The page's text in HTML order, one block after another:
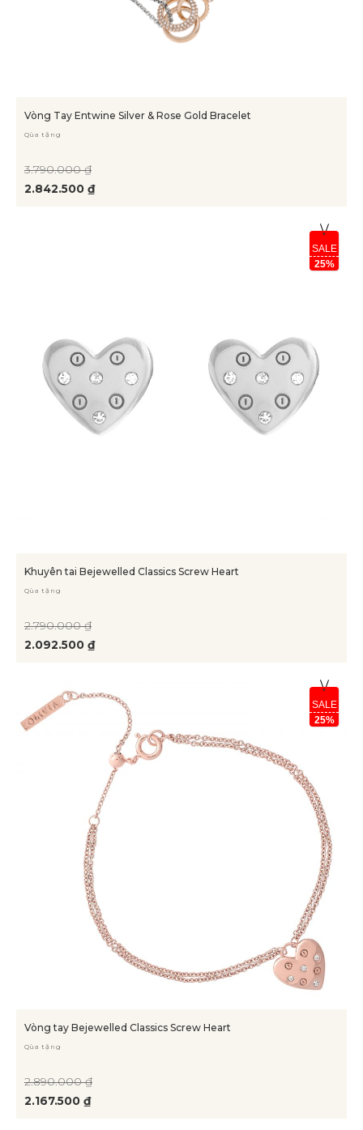
Vòng Tay Entwine Silver & Rose Gold Bracelet
Qùa tặng
2.842.500 ₫
3.790.000 ₫
SALE
25%
Khuyên tai Bejewelled Classics Screw Heart
Qùa tặng
2.092.500 ₫
2.790.000 ₫
SALE
25%
Vòng tay Bejewelled Classics Screw Heart
Qùa tặng
2.167.500 ₫
2.890.000 ₫